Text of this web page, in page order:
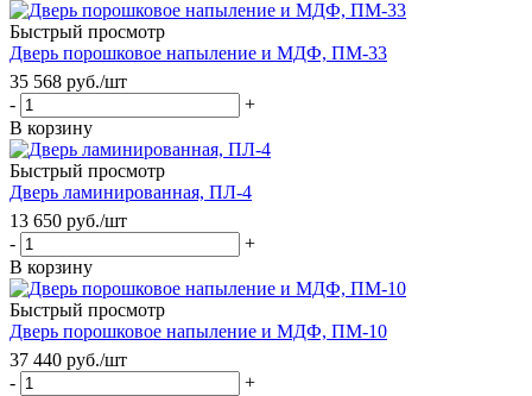
Быстрый просмотр
Дверь порошковое напыление и МДФ, ПМ-33
35 568 руб./шт
-
+
В корзину
Быстрый просмотр
Дверь ламинированная, ПЛ-4
13 650 руб./шт
-
+
В корзину
Быстрый просмотр
Дверь порошковое напыление и МДФ, ПМ-10
37 440 руб./шт
-
+